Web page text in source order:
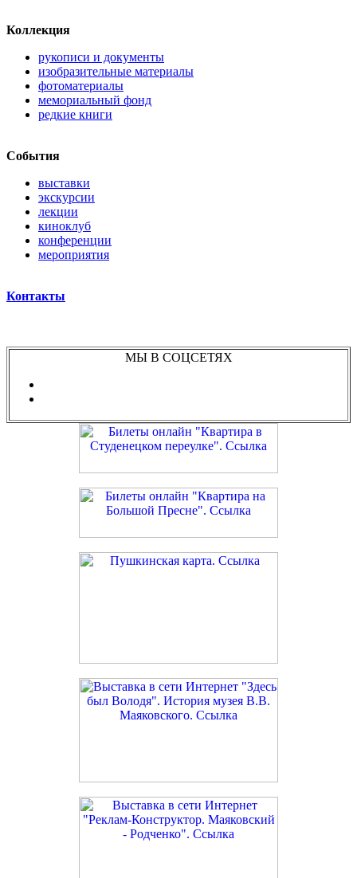
Коллекция
рукописи и документы
изобразительные материалы
фотоматериалы
мемориальный фонд
редкие книги
События
выставки
экскурсии
лекции
киноклуб
конференции
мероприятия
Контакты
МЫ В СОЦСЕТЯХ